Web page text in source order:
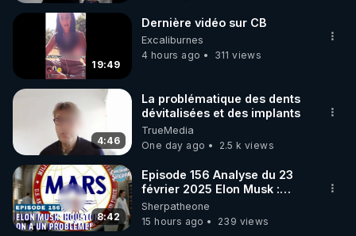
19:49
Dernière vidéo sur CB
Excaliburnes
4 hours ago
311 views
4:46
La problématique des dents
dévitalisées et des implants
TrueMedia
One day ago
2.5 k views
8:42
Episode 156 Analyse du 23
février 2025 Elon Musk :
Houston , on a un problème !
Sherpatheone
15 hours ago
239 views